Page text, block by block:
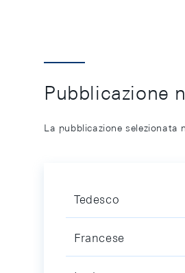
Pubblicazione
La pubblicazione selezionata
Tedesco
Francese